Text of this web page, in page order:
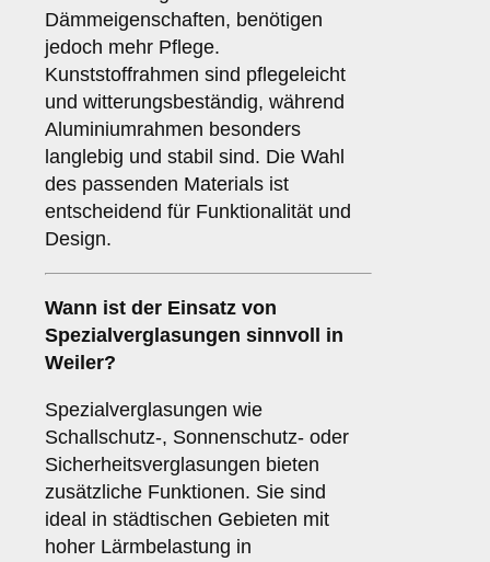
Dämmeigenschaften, benötigen
jedoch mehr Pflege.
Kunststoffrahmen sind pflegeleicht
und witterungsbeständig, während
Aluminiumrahmen besonders
langlebig und stabil sind. Die Wahl
des passenden Materials ist
entscheidend für Funktionalität und
Design.
Wann ist der Einsatz von
Spezialverglasungen sinnvoll in
Weiler?
Spezialverglasungen wie
Schallschutz-, Sonnenschutz- oder
Sicherheitsverglasungen bieten
zusätzliche Funktionen. Sie sind
ideal in städtischen Gebieten mit
hoher Lärmbelastung in